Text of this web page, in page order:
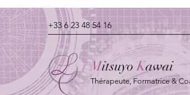
+33 6 23 48 54 16
MitsuyoKawai
Thérapeute, Formatrice &